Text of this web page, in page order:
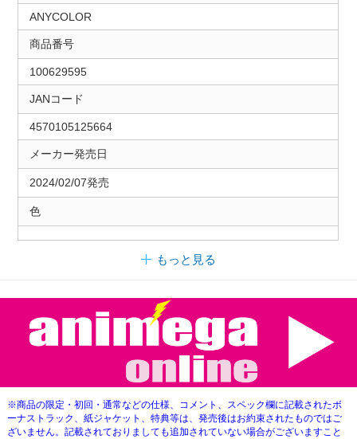
ANYCOLOR
商品番号
100629595
JANコード
4570105125664
メーカー発売日
2024/02/07発売
色
もっと見る
※商品の限定・初回・通常などの仕様、コメント、スペック欄に記載されたボ
ーナストラック、紙ジャケット、特典等は、発売後はお約束されたものではご
ざいません。記載されておりましても追加されていない場合がございますこと